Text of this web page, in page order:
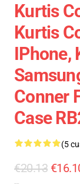
Kurtis
Kurtis
IPhone,
Conner
Case
(5
€20.13